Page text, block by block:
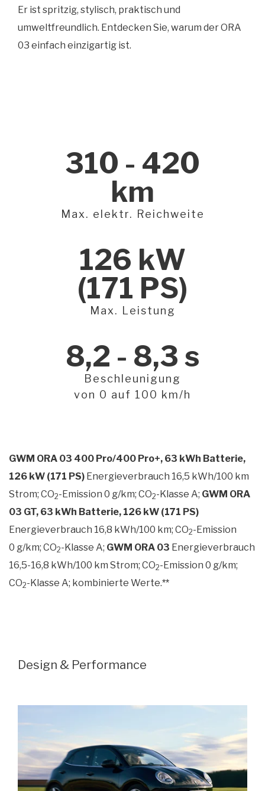
Er ist spritzig, stylisch, praktisch und
umweltfreundlich. Entdecken Sie, warum der ORA
03 einfach einzigartig ist.
310 - 420
km
Max. elektr. Reichweite
126 kW
(171 PS)
Max. Leistung
8,2 - 8,3 s
Beschleunigung
von 0 auf 100 km/h
GWM ORA 03 400 Pro/400 Pro+, 63 kWh Batterie,
126 kW (171 PS) Energieverbrauch 16,5 kWh/100 km
Strom; CO2-Emission 0 g/km; CO2-Klasse A; GWM ORA
03 GT, 63 kWh Batterie, 126 kW (171 PS)
Energieverbrauch 16,8 kWh/100 km; CO2-Emission
0 g/km; CO2-Klasse A; GWM ORA 03 Energieverbrauch
16,5-16,8 kWh/100 km Strom; CO2-Emission 0 g/km;
CO2-Klasse A; kombinierte Werte.**
Design & Performance